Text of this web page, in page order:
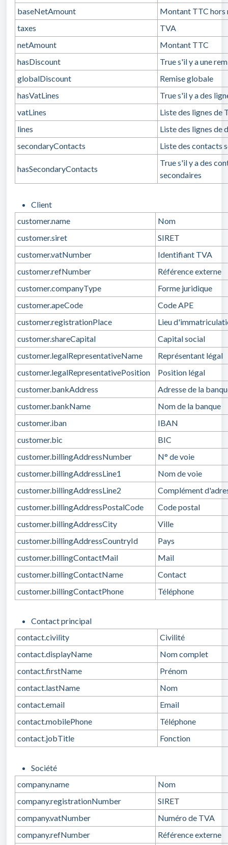
baseNetAmount
Montant TTC hors
taxes
TVA
netAmount
Montant TTC
hasDiscount
True s'il y a une
globalDiscount
Remise globale
hasVatLines
True s'il y a des
vatLines
Liste des lignes de
lines
Liste des lignes de
secondaryContacts
Liste des contacts
hasSecondaryContacts
True s'il y a des
secondaires
Client
customer.name
Nom
customer.siret
SIRET
customer.vatNumber
Identifiant TVA
customer.refNumber
Référence externe
customer.companyType
Forme juridique
customer.apeCode
Code APE
customer.registrationPlace
Lieu
customer.shareCapital
Capital social
customer.legalRepresentativeName
Représentant légal
customer.legalRepresentativePosition
Position légal
customer.bankAddress
Adresse de la
customer.bankName
Nom de la banque
customer.iban
IBAN
customer.bic
BIC
customer.billingAddressNumber
N° de voie
customer.billingAddressLine1
Nom de voie
customer.billingAddressLine2
Complément
customer.billingAddressPostalCode
Code postal
customer.billingAddressCity
Ville
customer.billingAddressCountryId
Pays
customer.billingContactMail
Mail
customer.billingContactName
Contact
customer.billingContactPhone
Téléphone
Contact principal
contact.civility
Civilité
contact.displayName
Nom complet
contact.firstName
Prénom
contact.lastName
Nom
contact.email
Email
contact.mobilePhone
Téléphone
contact.jobTitle
Fonction
Société
company.name
Nom
company.registrationNumber
SIRET
company.vatNumber
Numéro de TVA
company.refNumber
Référence externe